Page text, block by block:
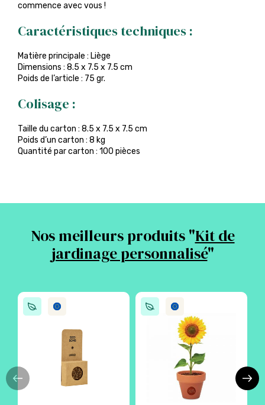
commence avec vous !
Caractéristiques techniques :
Matière principale : Liège
Dimensions : 8.5 x 7.5 x 7.5 cm
Poids de l’article : 75 gr.
Colisage :
Taille du carton : 8.5 x 7.5 x 7.5 cm
Poids d’un carton : 8 kg
Quantité par carton : 100 pièces
Nos meilleurs produits "Kit de
jardinage personnalisé"